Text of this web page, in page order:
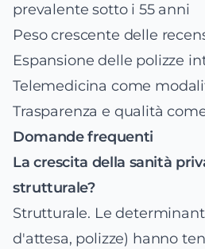
prevalente sotto i 55 anni
Peso crescente delle
Espansione delle polizze
Telemedicina come
Trasparenza e qualità
Domande frequenti
La crescita della sanità
strutturale?
Strutturale. Le
d'attesa, polizze) hanno